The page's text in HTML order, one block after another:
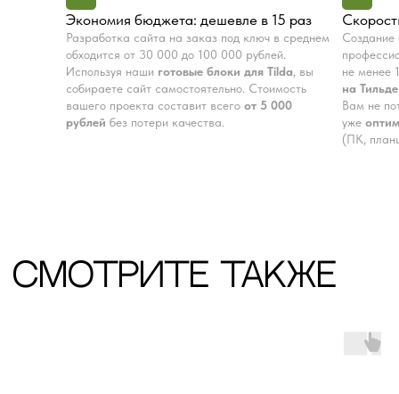
Экономия бюджета: дешевле в 15 раз
Разработка сайта на заказ под ключ в среднем
обходится от 30 000 до 100 000 рублей.
Используя наши готовые блоки для Tilda, вы
собираете сайт самостоятельно. Стоимость
вашего проекта составит всего от 5 000
рублей без потери качества.
Создание
не менее
на Тильде
Вам не
уже
(ПК,
Получите консультацию
перед покупкой
Напишите в мессенджеры, либо оставьте
заявку в форме.
Остались вопросы?